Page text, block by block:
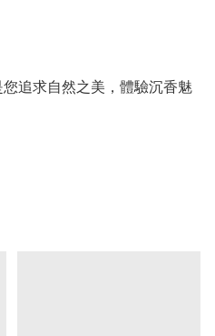
追求自然之美，體驗沉香魅